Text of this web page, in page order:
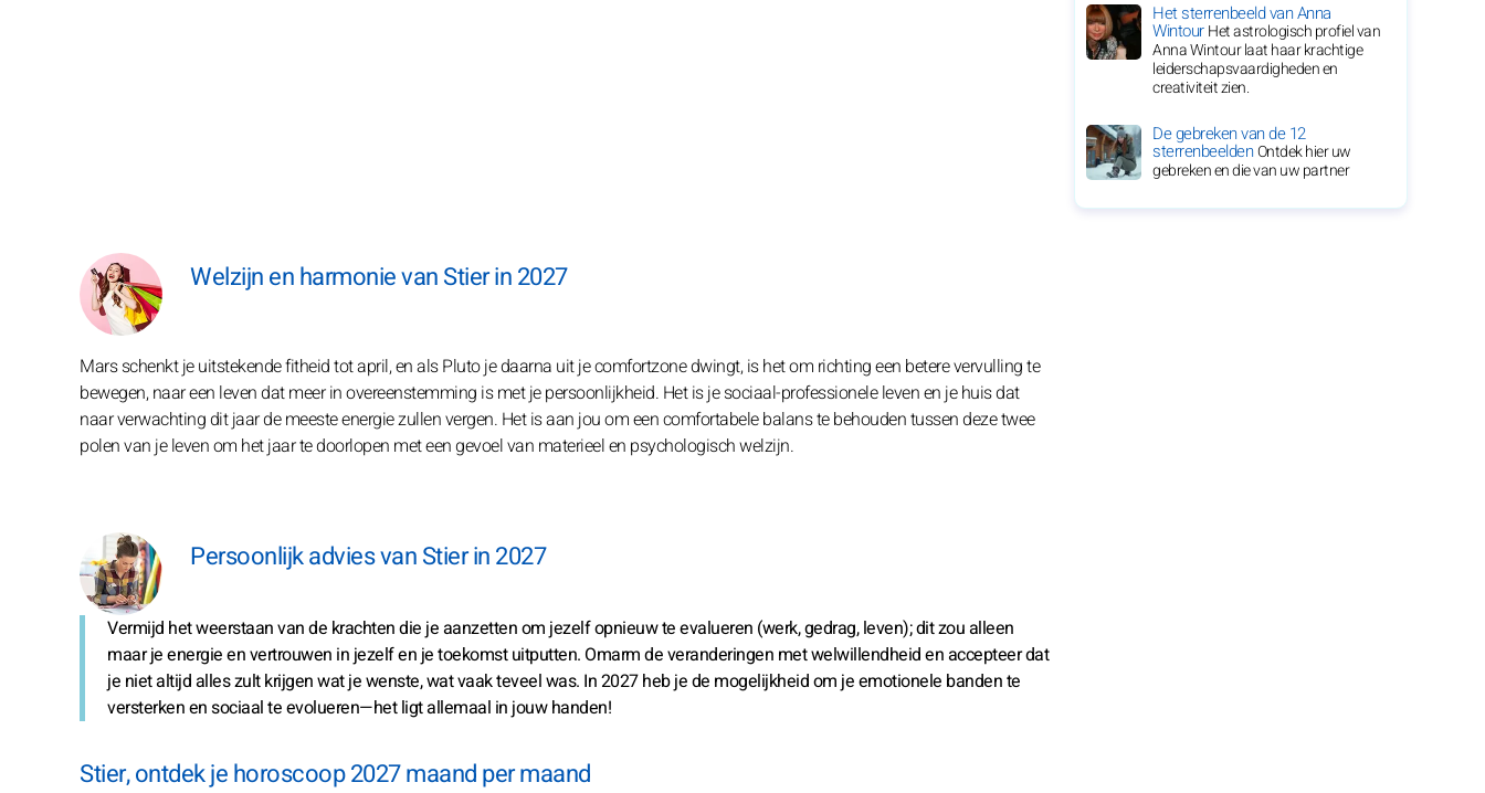
Welzijn en harmonie van Stier in 2027
Mars schenkt je uitstekende fitheid tot april, en als Pluto je daarna uit je comfortzone dwingt, is het om richting een betere vervulling te
bewegen, naar een leven dat meer in overeenstemming is met je persoonlijkheid. Het is je sociaal-professionele leven en je huis dat
naar verwachting dit jaar de meeste energie zullen vergen. Het is aan jou om een comfortabele balans te behouden tussen deze twee
polen van je leven om het jaar te doorlopen met een gevoel van materieel en psychologisch welzijn.
Persoonlijk advies van Stier in 2027
Vermijd het weerstaan van de krachten die je aanzetten om jezelf opnieuw te evalueren (werk, gedrag, leven); dit zou alleen
maar je energie en vertrouwen in jezelf en je toekomst uitputten. Omarm de veranderingen met welwillendheid en accepteer dat
je niet altijd alles zult krijgen wat je wenste, wat vaak teveel was. In 2027 heb je de mogelijkheid om je emotionele banden te
versterken en sociaal te evolueren—het ligt allemaal in jouw handen!
Stier, ontdek je horoscoop 2027 maand per maand
Het sterrenbeeld van Anna
WintourHet astrologisch profiel van
Anna Wintour laat haar krachtige
leiderschapsvaardigheden en
creativiteit zien.
De gebreken van de 12
sterrenbeeldenOntdek hier uw
gebreken en die van uw partner